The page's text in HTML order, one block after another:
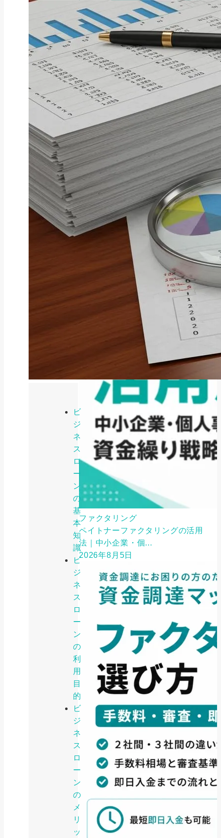
ビ
ジ
ネ
ス
ロ
ー
ン
の
基
本
知
識
ビ
ジ
ネ
ス
ロ
ー
ン
の
利
用
目
的
ビ
ジ
ネ
ス
ロ
ー
ン
の
メ
リ
ッ
ファクタリング
ファクタリングとは？仕組み・メ
リット・注意点と...
ファクタリング
ペイトナーファクタリングの活用
法｜中小企業・個...
2026年8月5日